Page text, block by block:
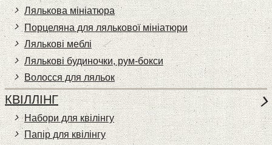
Лялькова мініатюра
Порцеляна для лялькової мініатюри
Лялькові меблі
Лялькові будиночки, рум-бокси
Волосся для ляльок
КВІЛЛІНГ
Набори для квілінгу
Папір для квілінгу